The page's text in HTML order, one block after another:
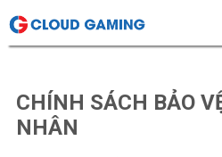
CHÍNH SÁCH BẢO
NHÂN